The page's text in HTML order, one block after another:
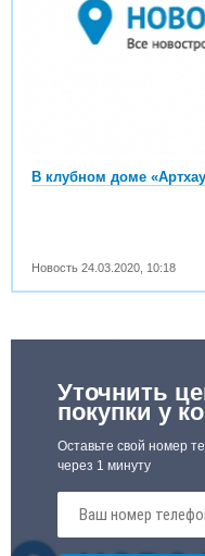
В клубном доме
Новость24.03.2020 10:18
Уточнить
покупки у
Оставьте свой номер
через 1 минуту